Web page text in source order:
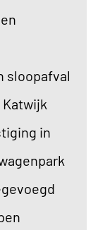
sloopafval
in